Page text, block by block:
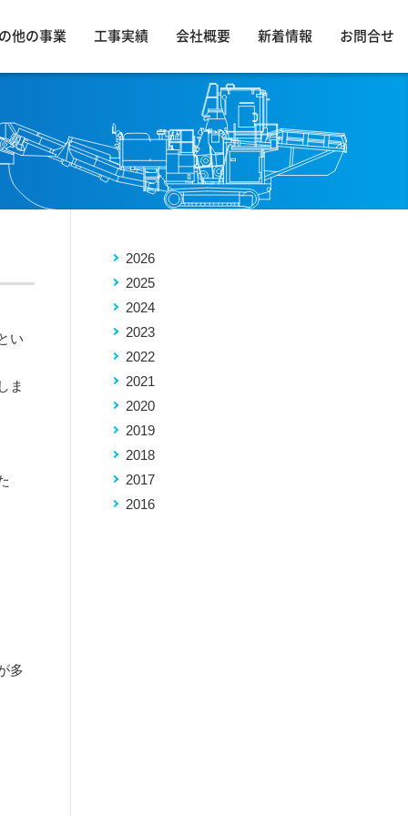
他の事業 工事実績 会社概要 新着情報 お問合せ
い
ま
多
2026
2025
2024
2023
2022
2021
2020
2019
2018
2017
2016